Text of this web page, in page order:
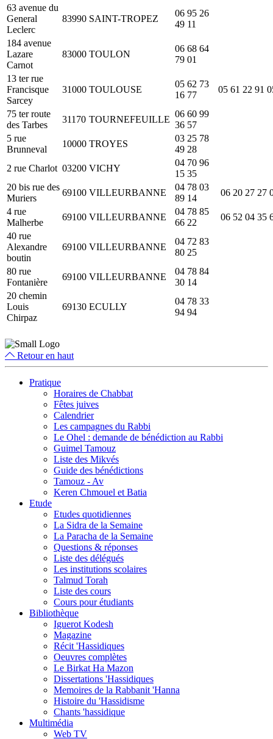
63 avenue du
General
Leclerc
83990 SAINT-TROPEZ
06 95 26
49 11
184 avenue
Lazare
Carnot
83000 TOULON
06 68 64
79 01
13 ter rue
Francisque
Sarcey
31000 TOULOUSE
05 62 73
16 77
05 61 22 91
75 ter route
des Tarbes
31170 TOURNEFEUILLE
06 60 99
36 57
5 rue
Brunneval
10000 TROYES
03 25 78
49 28
2 rue Charlot 03200 VICHY
04 70 96
15 35
20 bis rue des
Muriers
69100 VILLEURBANNE
04 78 03
89 14
06 20 27 27
4 rue
Malherbe
69100 VILLEURBANNE
04 78 85
66 22
06 52 04 35
40 rue
Alexandre
boutin
69100 VILLEURBANNE
04 72 83
80 25
80 rue
Fontanière
69100 VILLEURBANNE
04 78 84
30 14
20 chemin
Louis
Chirpaz
69130 ECULLY
04 78 33
94 94
Retour en haut
Pratique
Horaires de Chabbat
Fêtes juives
Calendrier
Les campagnes du Rabbi
Le Ohel : demande de bénédiction au Rabbi
Guimel Tamouz
Liste des Mikvés
Guide des bénédictions
Tamouz - Av
Keren Chmouel et Batia
Etude
Etudes quotidiennes
La Sidra de la Semaine
La Paracha de la Semaine
Questions & réponses
Liste des délégués
Les institutions scolaires
Talmud Torah
Liste des cours
Cours pour étudiants
Bibliothèque
Iguerot Kodesh
Magazine
Récit 'Hassidiques
Oeuvres complètes
Le Birkat Ha Mazon
Dissertations 'Hassidiques
Memoires de la Rabbanit 'Hanna
Histoire du 'Hassidisme
Chants 'hassidique
Multimédia
Web TV